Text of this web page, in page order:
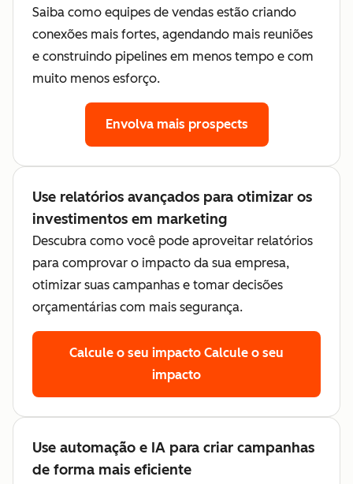
Saiba como equipes de vendas estão criando
conexões mais fortes, agendando mais reuniões
e construindo pipelines em menos tempo e com
muito menos esforço.
Envolva mais prospects
Use relatórios avançados para otimizar os
investimentos em marketing
Descubra como você pode aproveitar relatórios
para comprovar o impacto da sua empresa,
otimizar suas campanhas e tomar decisões
orçamentárias com mais segurança.
Calcule o seu impacto Calcule o seu
impacto
Use automação e IA para criar campanhas
de forma mais eficiente